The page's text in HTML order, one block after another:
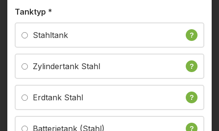
Tanktyp *
Stahltank ?
Zylindertank Stahl ?
Erdtank Stahl ?
Batterietank (Stahl) ?